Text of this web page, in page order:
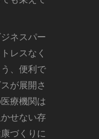
ネスパー
レスなく
、便利で
が展開さ
療機関は
せない存
づくりに